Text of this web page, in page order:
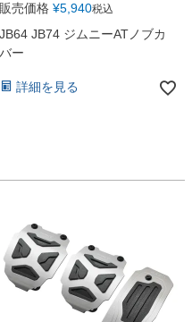
販売価格 ¥5,940税込
JB64 JB74 ジムニーATノブカ
バー
詳細を見る